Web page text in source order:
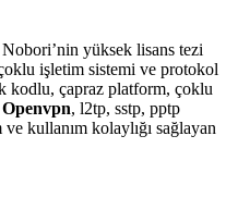
yüksek lisans tezi
işletim sistemi ve protokol
kodlu, çapraz platform, çoklu
Openvpn, l2tp, sstp, pptp
kullanım kolaylığı sağlayan